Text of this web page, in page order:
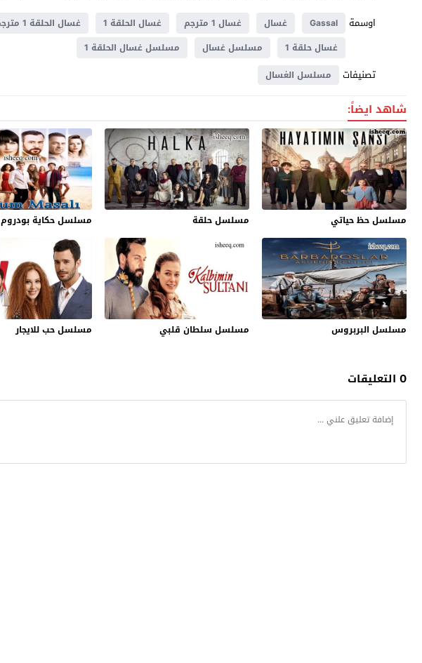
اوسمة
Gassal غسال غسال 1 مترجم غسال الحلقة 1 غسال الحلقة 1 مترجمة
غسال حلقة 1
مسلسل غسال مسلسل غسال الحلقة 1
تصنيفات مسلسل الغسال
شاهد ايضاً:
مسلسل حظ حياتي مسلسل حلقة مسلسل حكاية بودروم
مسلسل البربروس مسلسل سلطان قلبي مسلسل حب للايجار
0 التعليقات